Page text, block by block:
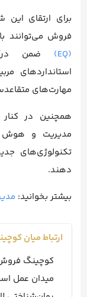
برای ارتقای
فروش می‌توانند
(EQ)
ضمن درک
استانداردهای
مهارت‌های
همچنین در
مدیریت و هوش
تکنولوژی‌های
دهند.
بیشتر بخوانید:
ارتباط میان
کوچینگ فروش